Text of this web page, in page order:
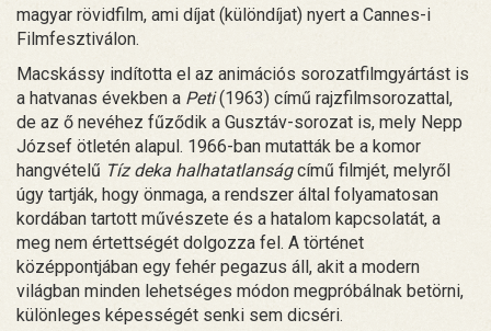
magyar rövidfilm, ami díjat (különdíjat) nyert a Cannes-i
Filmfesztiválon.
Macskássy indította el az animációs sorozatfilmgyártást is
a hatvanas években a Peti(1963) című rajzfilmsorozattal,
de az ő nevéhez fűződik a Gusztáv-sorozat is, mely Nepp
József ötletén alapul. 1966-ban mutatták be a komor
hangvételű Tíz deka halhatatlanságcímű filmjét, melyről
úgy tartják, hogy önmaga, a rendszer által folyamatosan
kordában tartott művészete és a hatalom kapcsolatát, a
meg nem értettségét dolgozza fel. A történet
középpontjában egy fehér pegazus áll, akit a modern
világban minden lehetséges módon megpróbálnak betörni,
különleges képességét senki sem dicséri.